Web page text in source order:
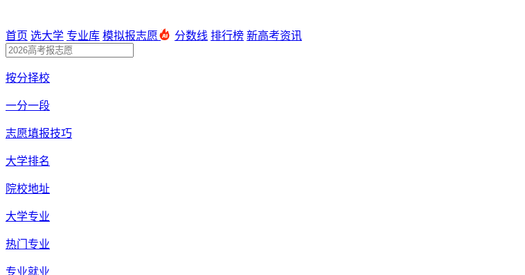
首页 选大学 专业库 模拟报志愿 分数线 排行榜 新高考资讯
按分择校
一分一段
志愿填报技巧
大学排名
院校地址
大学专业
热门专业
专业就业